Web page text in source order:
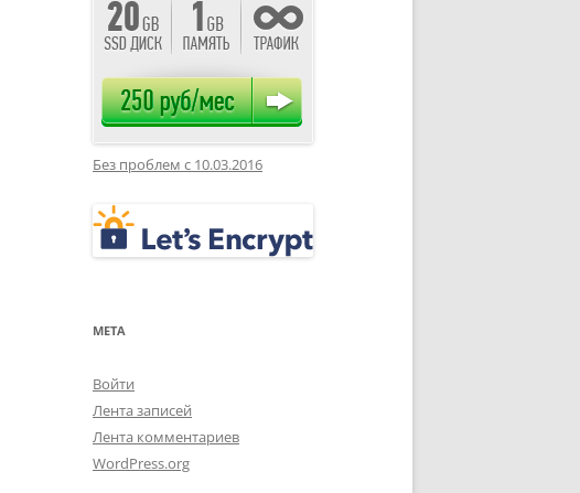
Без проблем с 10.03.2016
МЕТА
Войти
Лента записей
Лента комментариев
WordPress.org